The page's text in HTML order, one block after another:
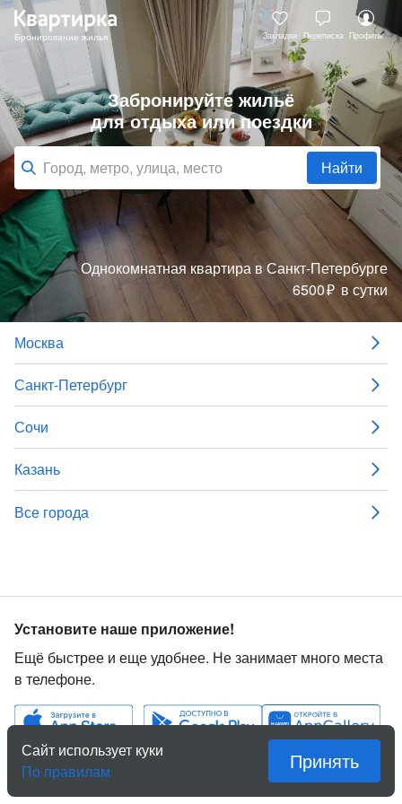
Закладки Переписка Профиль
Забронируйте жильё
для отдыха или поездки
Найти
Однокомнатная квартира в Санкт-Петербурге
6500₽ в сутки
Москва
Санкт-Петербург
Сочи
Казань
Все города
Установите наше приложение!
Ещё быстрее и еще удобнее. Не занимает много места
в телефоне.
Сайт использует куки
По правилам
Принять